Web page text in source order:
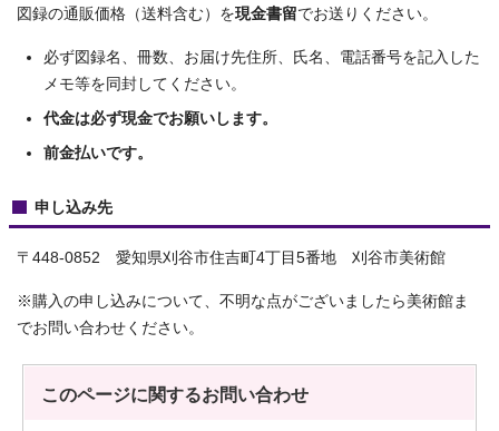
図録の通販価格（送料含む）を現金書留でお送りください。
必ず図録名、冊数、お届け先住所、氏名、電話番号を記入した
メモ等を同封してください。
代金は必ず現金でお願いします。
前金払いです。
申し込み先
〒448-0852 愛知県刈谷市住吉町4丁目5番地 刈谷市美術館
※購入の申し込みについて、不明な点がございましたら美術館ま
でお問い合わせください。
このページに関するお問い合わせ